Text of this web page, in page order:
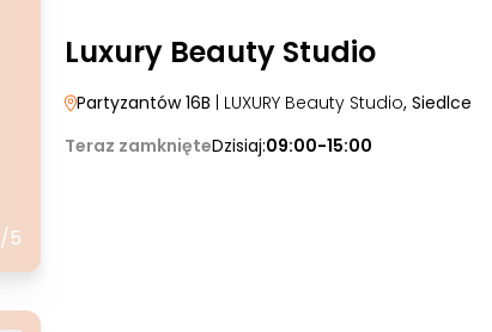
/5
Luxury Beauty Studio
Partyzantów 16B | LUXURY Beauty Studio, Siedlce
Teraz zamknięteDzisiaj:09:00-15:00